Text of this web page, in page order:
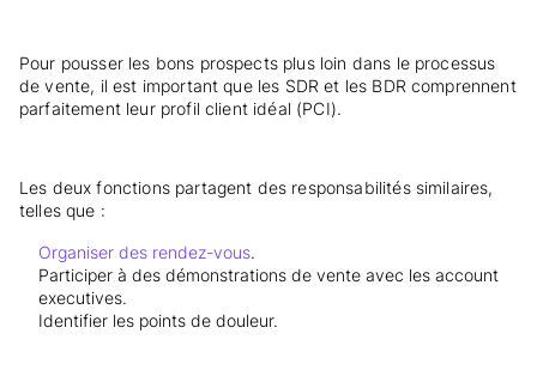
Pour pousser les bons prospects plus loin dans le processus
de vente, il est important que les SDR et les BDR comprennent
parfaitement leur profil client idéal (PCI).
Les deux fonctions partagent des responsabilités similaires,
telles que :
Organiser des rendez-vous.
Participer à des démonstrations de vente avec les account
executives.
Identifier les points de douleur.